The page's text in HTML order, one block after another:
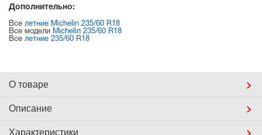
Дополнительно:
Все летние Michelin 235/60 R18
Все модели Michelin 235/60 R18
Все летние 235/60 R18
О товаре
Описание
Характеристики